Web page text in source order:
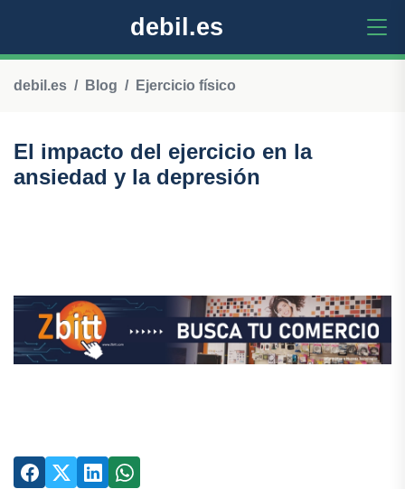
debil.es
debil.es Blog Ejercicio físico
El impacto del ejercicio en la
ansiedad y la depresión